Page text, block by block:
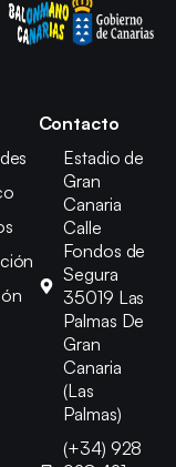
Contacto
Estadio de
Gran
Canaria
Calle
Fondos de
Segura
35019 Las
Palmas De
Gran
Canaria
(Las
Palmas)
(+34) 928